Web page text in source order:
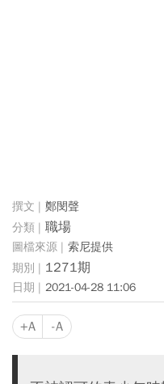
鄭閔聲
職場
索尼提供
1271期
2021-04-28 11:06
+A -A